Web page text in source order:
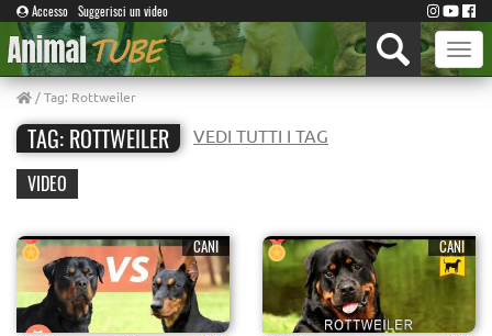
Accesso Suggerisci un video
Toggle
/ Tag: Rottweiler
TAG: ROTTWEILER VEDI TUTTI I TAG
VIDEO
CANI CANI